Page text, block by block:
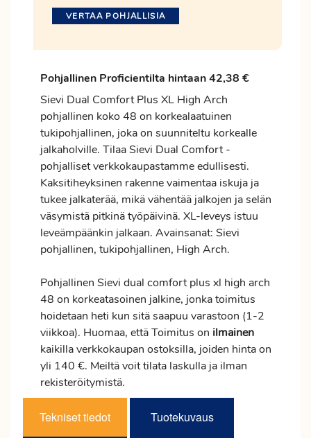
VERTAA POHJALLISIA
Pohjallinen Proficientilta hintaan 42,38 €
Sievi Dual Comfort Plus XL High Arch
pohjallinen koko 48 on korkealaatuinen
tukipohjallinen, joka on suunniteltu korkealle
jalkaholville. Tilaa Sievi Dual Comfort -
pohjalliset verkkokaupastamme edullisesti.
Kaksitiheyksinen rakenne vaimentaa iskuja ja
tukee jalkaterää, mikä vähentää jalkojen ja selän
väsymistä pitkinä työpäivinä. XL-leveys istuu
leveämpäänkin jalkaan. Avainsanat: Sievi
pohjallinen, tukipohjallinen, High Arch.
Pohjallinen Sievi dual comfort plus xl high arch
48 on korkeatasoinen jalkine, jonkatoimitus
hoidetaan heti kun sitä saapuu varastoon (1-2
viikkoa). Huomaa, että Toimitus on ilmainen
kaikilla verkkokaupan ostoksilla, joiden hinta on
yli 140 €. Meiltä voit tilata laskulla ja ilman
rekisteröitymistä.
Tekniset tiedot Tuotekuvaus